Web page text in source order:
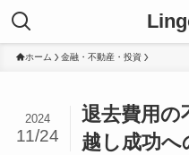
ホーム 金融・不動産・投資
退去費用の
越し成功へ
2024
11/24